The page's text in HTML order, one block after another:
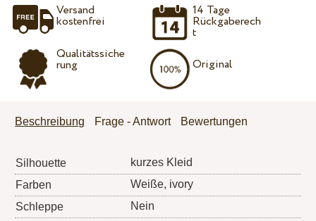
Versand
kostenfrei
Qualitätssiche
rung
14 Tage
Rückgaberech
t
Original
Beschreibung Frage - Antwort Bewertungen
Silhouette
kurzes Kleid
Farben
Weiße, ivory
Schleppe
Nein